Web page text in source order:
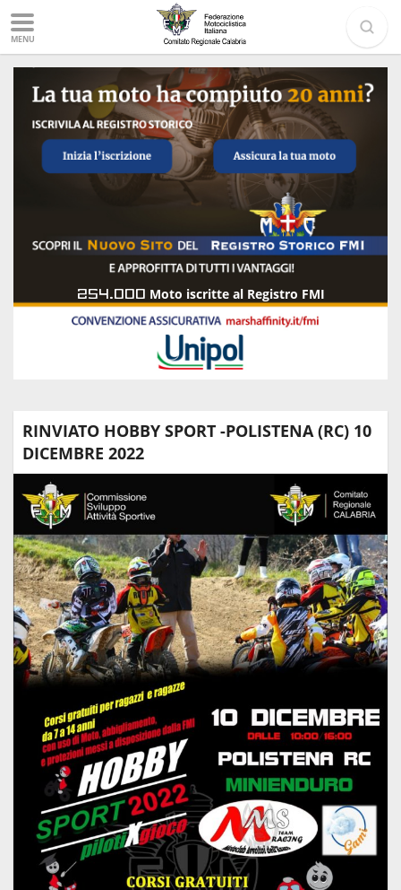
MENU
254.000 Moto iscritte al Registro FMI
RINVIATO HOBBY SPORT -POLISTENA (RC) 10
DICEMBRE 2022